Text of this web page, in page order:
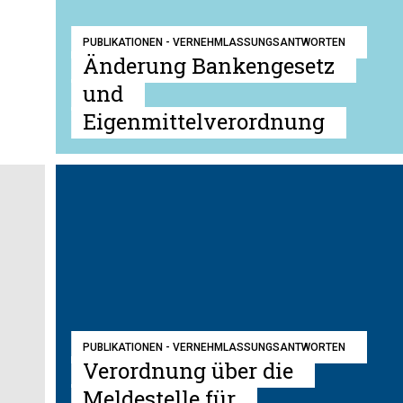
PUBLIKATIONEN - VERNEHMLASSUNGSANTWORTEN
Änderung Bankengesetz
und
Eigenmittelverordnung
PUBLIKATIONEN - VERNEHMLASSUNGSANTWORTEN
Verordnung über die